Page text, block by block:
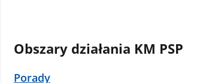
Obszary działania KM PSP
Porady